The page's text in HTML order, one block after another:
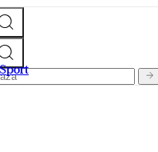
Sport